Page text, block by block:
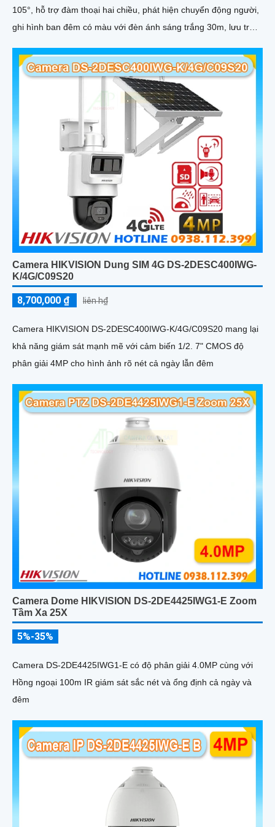
105°, hỗ trợ đàm thoại hai chiều, phát hiện chuyển động người,
ghi hình ban đêm có màu với đèn ánh sáng trắng 30m, lưu trữ
Camera HIKVISION Dung SIM 4G DS-2DESC400IWG-
K/4G/C09S20
8,700,000 ₫ liên h₫
Camera HIKVISION DS-2DESC400IWG-K/4G/C09S20 mang lại
khả năng giám sát mạnh mẽ với cảm biến 1/2. 7" CMOS độ
phân giải 4MP cho hình ảnh rõ nét cả ngày lẫn đêm
Camera Dome HIKVISION DS-2DE4425IWG1-E Zoom
Tầm Xa 25X
5%-35%
Camera DS-2DE4425IWG1-E có độ phân giải 4.0MP cùng với
Hồng ngoại 100m IR giám sát sắc nét và ổng định cả ngày và
đêm